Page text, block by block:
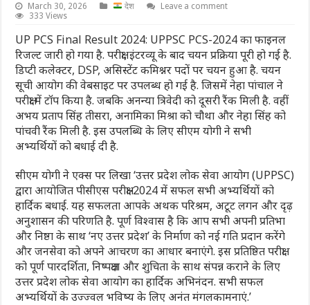
March 30, 2026 देश
Leave a comment
333 Views
UP PCS Final Result 2024: UPPSC PCS-2024 का फाइनल
रिजल्ट जारी हो गया है. परीक्षा, इंटरव्यू के बाद चयन प्रक्रिया पूरी हो गई है.
डिप्टी कलेक्टर, DSP, असिस्टेंट कमिश्नर पदों पर चयन हुआ है. चयन
सूची आयोग की वेबसाइट पर उपलब्ध हो गई है. जिसमें नेहा पांचाल ने
परीक्षा में टॉप किया है. जबकि अनन्या त्रिवेदी को दूसरी रैंक मिली है. वहीं
अभय प्रताप सिंह तीसरा, अनामिका मिश्रा को चौथा और नेहा सिंह को
पांचवी रैंक मिली है. इस उपलब्धि के लिए सीएम योगी ने सभी
अभ्यर्थियों को बधाई दी है.
सीएम योगी ने एक्स पर लिखा ‘उत्तर प्रदेश लोक सेवा आयोग (UPPSC)
द्वारा आयोजित पीसीएस परीक्षा-2024 में सफल सभी अभ्यर्थियों को
हार्दिक बधाई. यह सफलता आपके अथक परिश्रम, अटूट लगन और दृढ़
अनुशासन की परिणति है. पूर्ण विश्वास है कि आप सभी अपनी प्रतिभा
और निष्ठा के साथ ‘नए उत्तर प्रदेश’ के निर्माण को नई गति प्रदान करेंगे
और जनसेवा को अपने आचरण का आधार बनाएंगे. इस प्रतिष्ठित परीक्षा
को पूर्ण पारदर्शिता, निष्पक्षता और शुचिता के साथ संपन्न कराने के लिए
उत्तर प्रदेश लोक सेवा आयोग का हार्दिक अभिनंदन. सभी सफल
अभ्यर्थियों के उज्ज्वल भविष्य के लिए अनंत मंगलकामनाएं.’